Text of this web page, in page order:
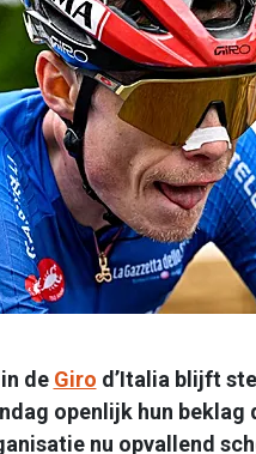
de Giro d’Italia blijft
openlijk hun beklag
nu opvallend